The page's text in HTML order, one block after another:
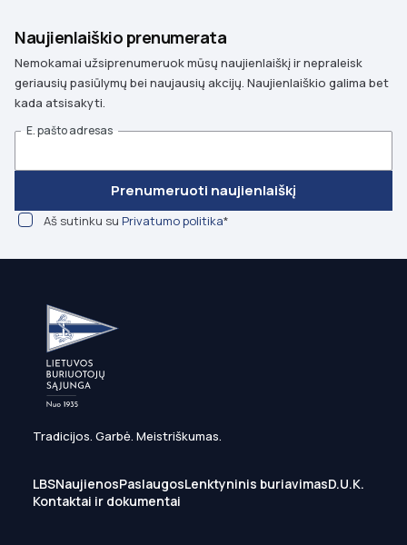
Naujienlaiškio prenumerata
Nemokamai užsiprenumeruok mūsų naujienlaiškį ir nepraleisk
geriausių pasiūlymų bei naujausių akcijų. Naujienlaiškio galima bet
kada atsisakyti.
E. pašto adresas
Prenumeruoti naujienlaiškį
Aš sutinku su Privatumo politika*
Tradicijos. Garbė. Meistriškumas.
LBSNaujienosPaslaugosLenktyninis buriavimasD.U.K.
Kontaktai ir dokumentai